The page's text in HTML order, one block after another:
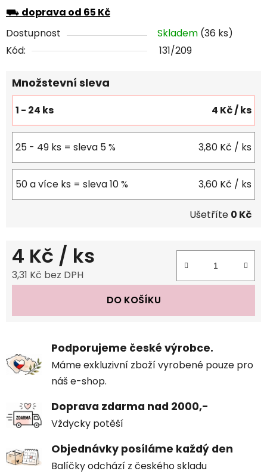
⛟ doprava od 65 Kč
Dostupnost
Skladem (36 ks)
Kód:
131/209
Množstevní sleva
1 - 24 ks 4 Kč/ ks
25 - 49 ks = sleva 5 % 3,80 Kč / ks
50 a více ks = sleva 10 % 3,60 Kč / ks
Ušetříte 0 Kč
4 Kč / ks
3,31 Kč bez DPH
DO KOŠÍKU
Podporujeme české výrobce.
Máme exkluzivní zboží vyrobené pouze pro
náš e-shop.
Doprava zdarma nad 2000,-
Vždycky potěší
Objednávky posíláme každý den
Balíčky odchází z českého skladu